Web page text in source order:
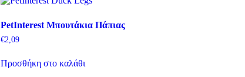
PetInterest Μπουτάκια Πάπιας
€2,09
Προσθήκη στο καλάθι